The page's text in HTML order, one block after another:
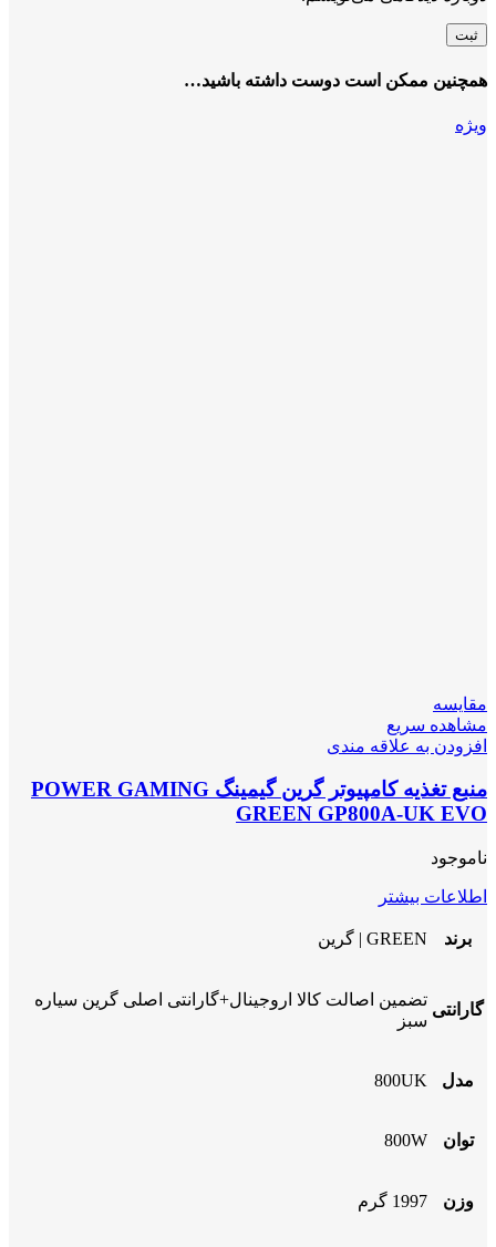
همچنین ممکن است دوست داشته باشید…
ویژه
مقایسه
مشاهده سریع
افزودن به علاقه مندی
منبع تغذیه کامپیوتر گرین گیمینگ POWER GAMING
GREEN GP800A-UK EVO
ناموجود
اطلاعات بیشتر
برند GREEN | گرین
گارانتی
تضمین اصالت کالا اروجینال+گارانتی اصلی گرین سیاره
سبز
مدل 800UK
توان 800W
وزن 1997 گرم